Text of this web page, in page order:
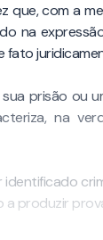
que, com a
na
prisão ou
na
produzir